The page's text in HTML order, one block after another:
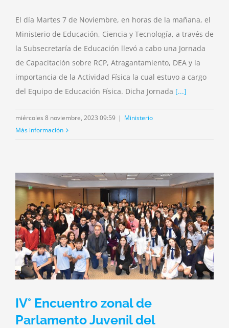
El día Martes 7 de Noviembre, en horas de la mañana, el
Ministerio de Educación, Ciencia y Tecnología, a través de
la Subsecretaría de Educación llevó a cabo una Jornada
de Capacitación sobre RCP, Atragantamiento, DEA y la
importancia de la Actividad Física la cual estuvo a cargo
del Equipo de Educación Física. Dicha Jornada [...]
miércoles 8 noviembre, 2023 09:59 | Ministerio
Más información
IV° Encuentro zonal de
Parlamento Juvenil del